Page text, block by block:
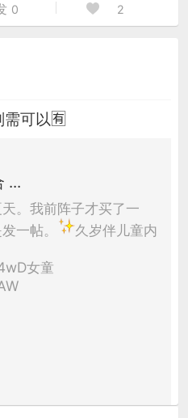
0 2
可以🈶
...
。我前阵子才买了一
一帖。
久岁伴儿童内
女童